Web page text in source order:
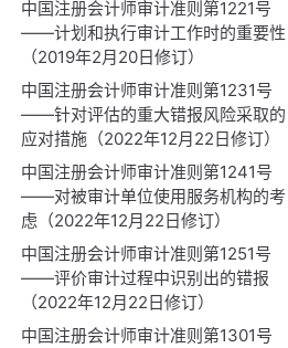
中国注册会计师审计准则第1221号
——计划和执行审计工作时的重要性
（2019年2月20日修订）
中国注册会计师审计准则第1231号
——针对评估的重大错报风险采取的
应对措施（2022年12月22日修订）
中国注册会计师审计准则第1241号
——对被审计单位使用服务机构的考
虑（2022年12月22日修订）
中国注册会计师审计准则第1251号
——评价审计过程中识别出的错报
（2022年12月22日修订）
中国注册会计师审计准则第1301号